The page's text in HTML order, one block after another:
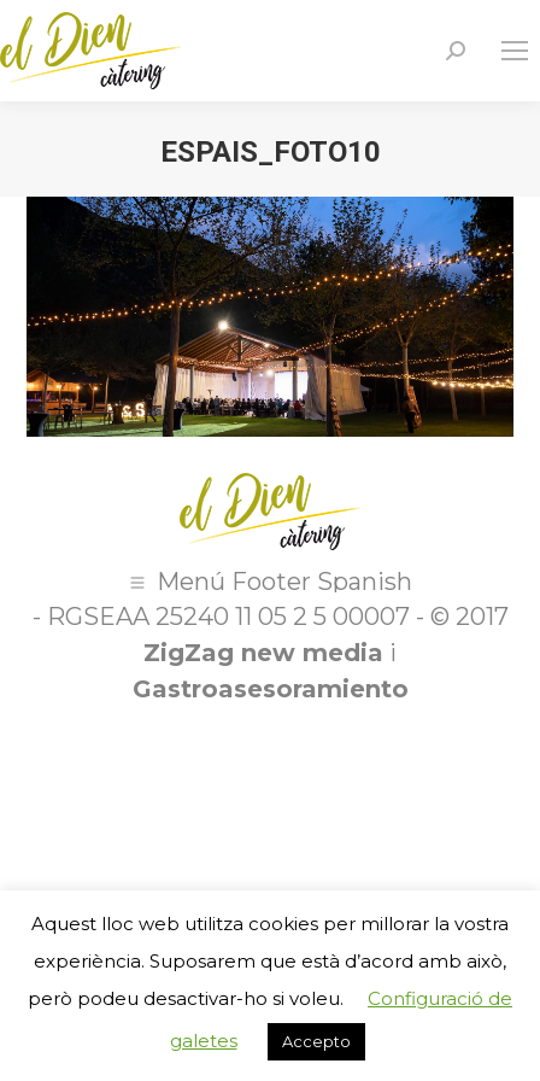
Buscar:
ESPAIS_FOTO10
Estás aquí:
Menú Footer Spanish
- RGSEAA 25240 11 05 2 5 00007 - © 2017
ZigZag new media i
Gastroasesoramiento
Aquest lloc web utilitza cookies per millorar la vostra
experiència. Suposarem que està d’acord amb això,
però podeu desactivar-ho si voleu.
Configuració de
galetes
Accepto